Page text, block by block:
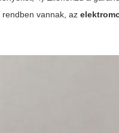
rendben vannak, az